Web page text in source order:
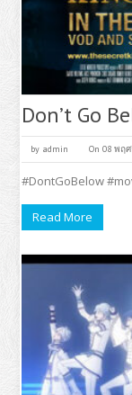
Don’t Go
by admin On 08 พฤ
#DontGoBelow
Read More